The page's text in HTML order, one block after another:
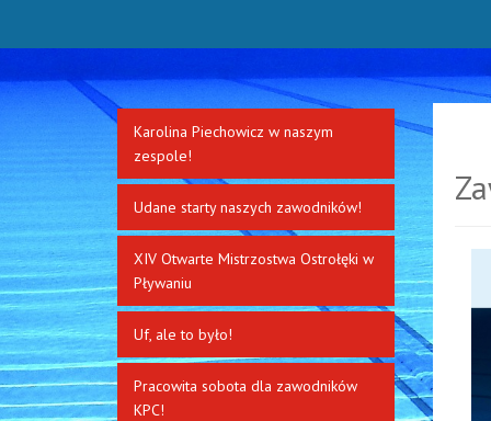
Karolina Piechowicz w naszym
zespole!
Udane starty naszych zawodników!
XIV Otwarte Mistrzostwa Ostrołęki w
Pływaniu
Uf, ale to było!
Pracowita sobota dla zawodników
KPC!